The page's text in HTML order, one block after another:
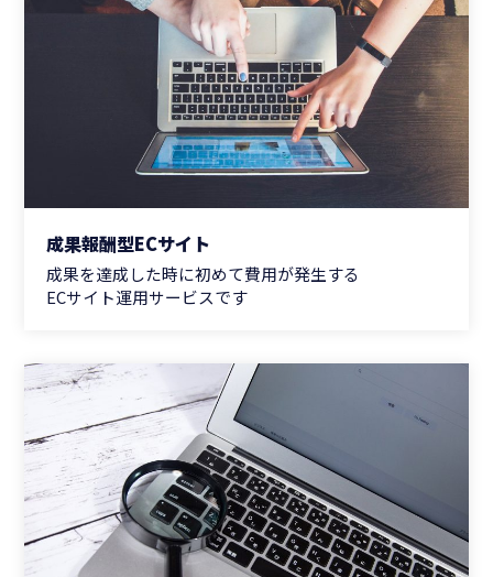
成果報酬型ECサイト
成果を達成した時に初めて費用が発生する
ECサイト運用サービスです